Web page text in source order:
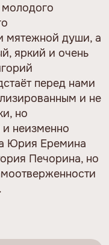
мятежной души, а
яркий и очень
перед нами
и не
но
неизменно
Юрия Еремина
Печорина, но